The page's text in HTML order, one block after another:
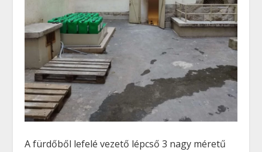
A fürdőből lefelé vezető lépcső 3 nagy méretű